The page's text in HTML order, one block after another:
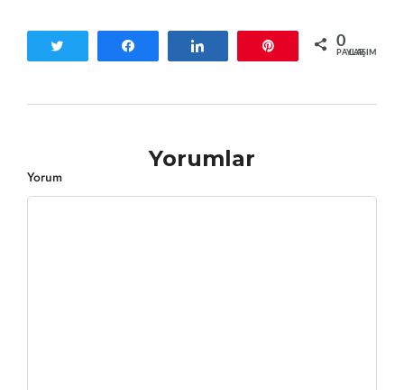
0
PAYLAŞIMLAR
Yorumlar
Yorum